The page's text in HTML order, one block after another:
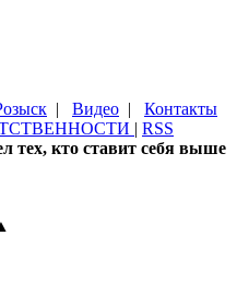
| Видео | Контакты
| RSS
тех, кто ставит себя выше